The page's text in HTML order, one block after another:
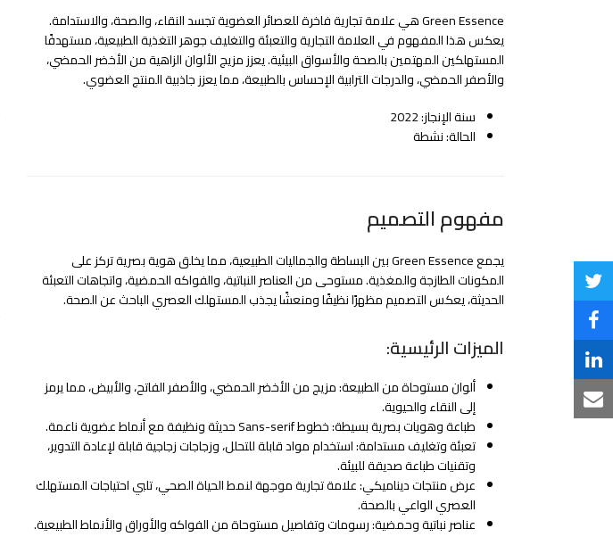
Green Essence هي علامة تجارية فاخرة للعصائر العضوية تجسد النقاء، والصحة، والاستدامة.
يعكس هذا المفهوم في العلامة التجارية والتعبئة والتغليف جوهر التغذية الطبيعية، مستهدفًا
المستهلكين المهتمين بالصحة والأسواق البيئية. يعزز مزيج الألوان الزاهية من الأخضر الحمضي،
والأصفر الحمضي، والدرجات الترابية الإحساس بالطبيعة، مما يعزز جاذبية المنتج العضوي.
سنة الإنجاز: 2022
الحالة: نشطة
مفهوم التصميم
يجمع Green Essence بين البساطة والجماليات الطبيعية، مما يخلق هوية بصرية تركز على
المكونات الطازجة والمغذية. مستوحى من العناصر النباتية، والفواكه الحمضية، واتجاهات التعبئة
الحديثة، يعكس التصميم مظهرًا نظيفًا ومنعشًا يجذب المستهلك العصري الباحث عن الصحة.
الميزات الرئيسية:
ألوان مستوحاة من الطبيعة: مزيج من الأخضر الحمضي، والأصفر الفاتح، والأبيض، مما يرمز
إلى النقاء والحيوية.
طباعة وهويات بصرية بسيطة: خطوط Sans-serif حديثة ونظيفة مع أنماط عضوية ناعمة.
تعبئة وتغليف مستدامة: استخدام مواد قابلة للتحلل، وزجاجات زجاجية قابلة لإعادة التدوير،
وتقنيات طباعة صديقة للبيئة.
عرض منتجات ديناميكي: علامة تجارية موجهة لنمط الحياة الصحي، تلبي احتياجات المستهلك
العصري الواعي بالصحة.
عناصر نباتية وحمضية: رسومات وتفاصيل مستوحاة من الفواكه والأوراق والأنماط الطبيعية.
Share
on
Twitter
Share
on
Facebook
Share
on
Share